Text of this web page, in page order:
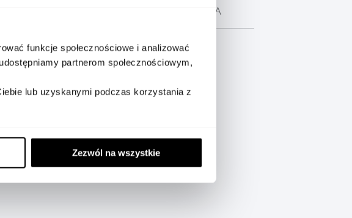
funkcje społecznościowe i analizować
partnerom społecznościowym,
lub uzyskanymi podczas korzystania z
Zezwól na wszystkie
nas łączą, celebrując miłość w jej różnych
ogniwem, symbolizując siłę jedności i mocy
OPIS PRODUCENTA